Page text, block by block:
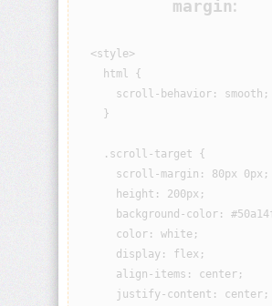
border-
block-
color
border-
block-
end
border-
block-
end-
color
border-
block-
end-
style
margin:
  <style>
    html {
      scroll-behavior: smooth;
    }
    .scroll-target {
scroll-margin: 80px
      height: 200px;
background-color:
      color: white;
      display: flex;
      align-items: center;
      justify-content: center;